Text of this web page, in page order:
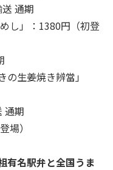
通期
し」：1380円（初登
生姜焼き辨當」
通期
場）
有名駅弁と全国うま